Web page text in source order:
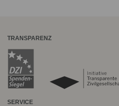
TRANSPARENZ
SERVICE